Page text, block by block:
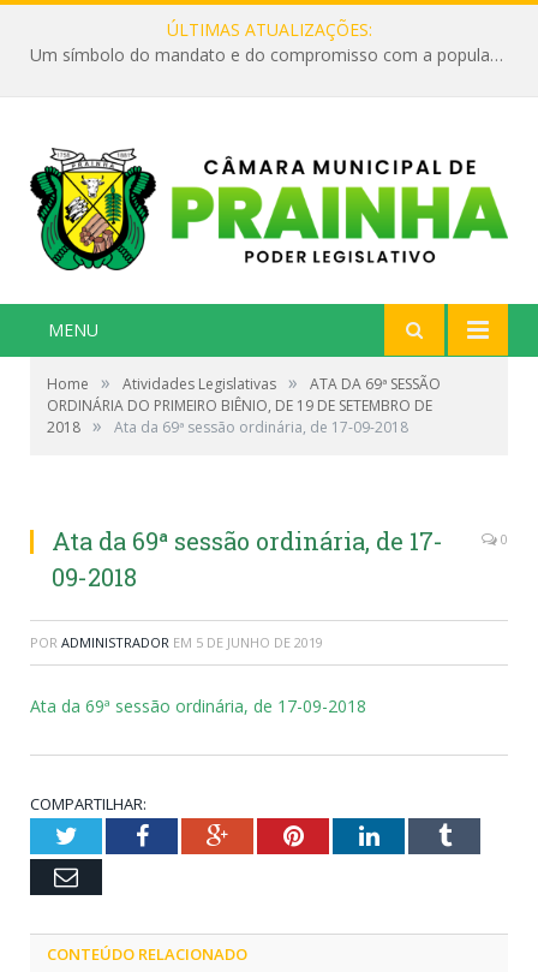
ÚLTIMAS ATUALIZAÇÕES:
Um símbolo do mandato e do compromisso com a população
MENU
Home » Atividades Legislativas »
ATA DA 69ª SESSÃO
ORDINÁRIA DO PRIMEIRO BIÊNIO, DE 19 DE SETEMBRO DE
2018 » Ata da 69ª sessão ordinária, de 17-09-2018
Ata da 69ª sessão ordinária, de 17-
09-2018
0
POR ADMINISTRADOR EM 5 DE JUNHO DE 2019
Ata da 69ª sessão ordinária, de 17-09-2018
COMPARTILHAR:
TwitterFacebookGoogle+PinterestLinkedInTumblr
Email
CONTEÚDO RELACIONADO